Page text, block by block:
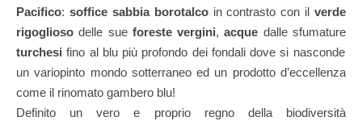
Pacifico: soffice sabbia borotalcoin contrasto con il verde
rigogliosodelle sue foreste vergini,acque dalle sfumature
turchesi fino al blu più profondo dei fondali dove si nasconde
un variopinto mondo sotterraneo ed un prodotto d’eccellenza
come il rinomato gambero blu!
Definito un vero e proprio regno della biodiversità